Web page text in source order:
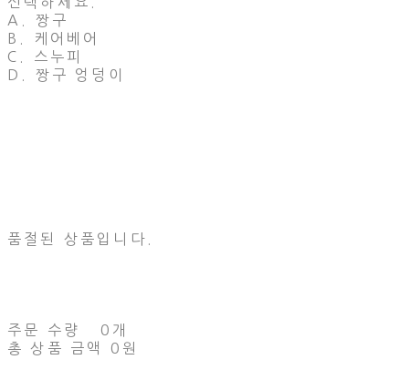
A. 짱구
B. 케어베어
C. 스누피
D. 짱구 엉덩이
품절된 상품입니다.
주문 수량
0개
총 상품 금액
0원